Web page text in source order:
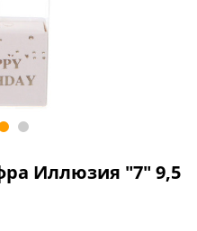
Иллюзия "7" 9,5